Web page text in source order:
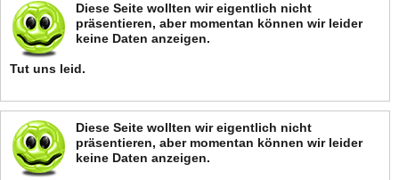
Diese Seite wollten wir eigentlich nicht
präsentieren, aber momentan können wir leider
keine Daten anzeigen.
Tut uns leid.
Diese Seite wollten wir eigentlich nicht
präsentieren, aber momentan können wir leider
keine Daten anzeigen.